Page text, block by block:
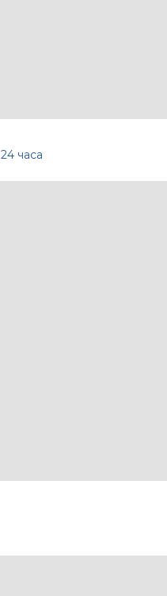
24 часа